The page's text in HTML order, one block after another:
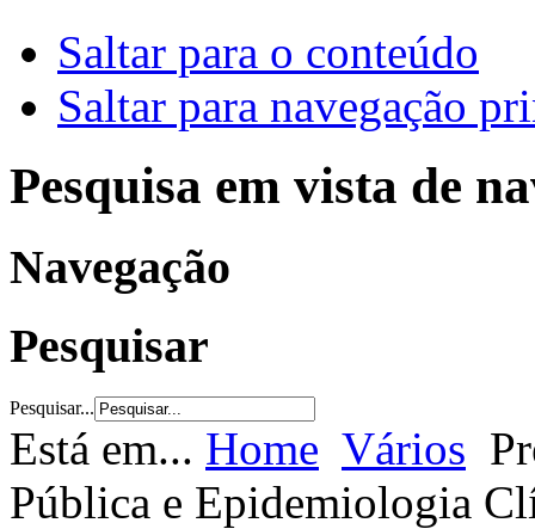
Saltar para o conteúdo
Saltar para navegação
Pesquisa em vista de
Navegação
Pesquisar
Pesquisar...
Está em... Home Vários
Pública e Epidemiologia